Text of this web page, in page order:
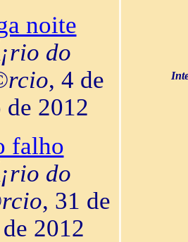
noite
do
, 4 de
2012
falho
do
, 31 de
2012